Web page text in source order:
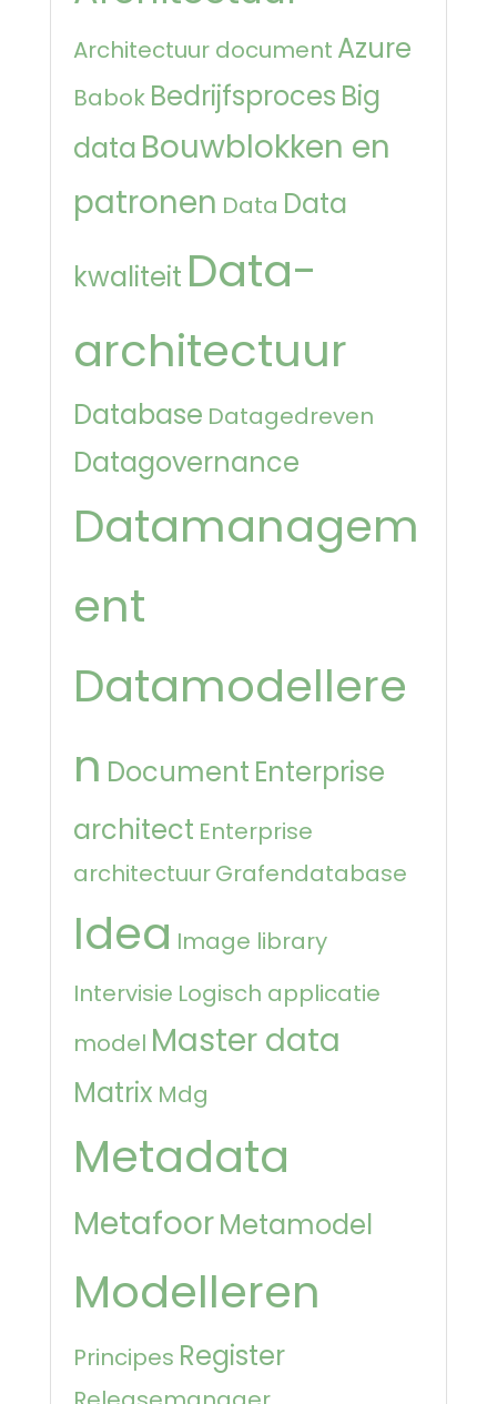
Architectuur document Azure
Babok Bedrijfsproces Big
data Bouwblokken en
patronen Data Data
kwaliteit Data-
architectuur
Database Datagedreven
Datagovernance
Datamanagem
ent
Datamodellere
n Document Enterprise
architect Enterprise
architectuurGrafendatabase
Idea Image library
Intervisie Logisch applicatie
model Master data
Matrix Mdg
Metadata
MetafoorMetamodel
Modelleren
Principes Register